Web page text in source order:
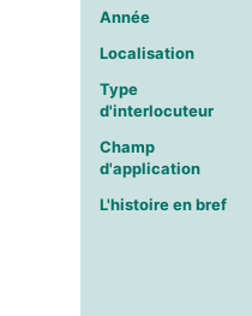
Année
Localisation
Type
d'interlocuteur
Champ
d'application
L'histoire en bref